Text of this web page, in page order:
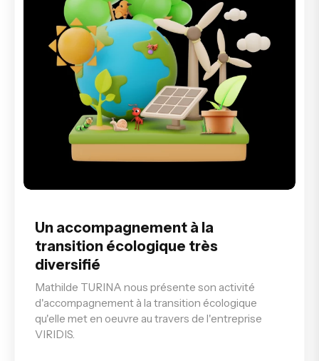
Un accompagnement à la
transition écologique très
diversifié
Mathilde TURINA nous présente son activité
d'accompagnement à la transition écologique
qu'elle met en oeuvre au travers de l'entreprise
VIRIDIS.